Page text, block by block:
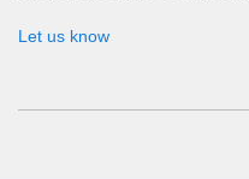
Let us know